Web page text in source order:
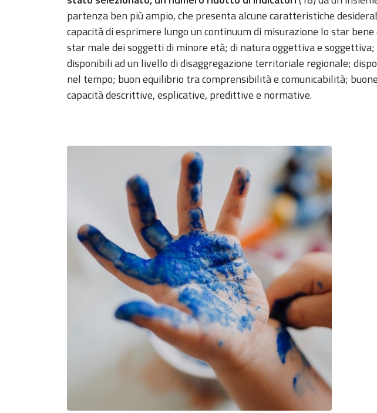
partenza ben più ampio, che presenta alcune caratteristiche
capacità di esprimere lungo un continuum di misurazione lo star bene
star male dei soggetti di minore età; di natura oggettiva e soggettiva;
disponibili ad un livello di disaggregazione territoriale regionale;
nel tempo; buon equilibrio tra comprensibilità e comunicabilità; buone
capacità descrittive, esplicative, predittive e normative.